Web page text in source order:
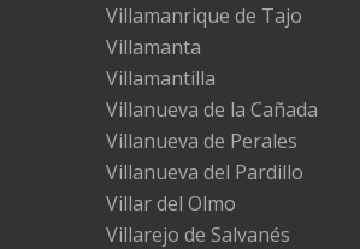
Villamanrique de Tajo
Villamanta
Villamantilla
Villanueva de la Cañada
Villanueva de Perales
Villanueva del Pardillo
Villar del Olmo
Villarejo de Salvanés